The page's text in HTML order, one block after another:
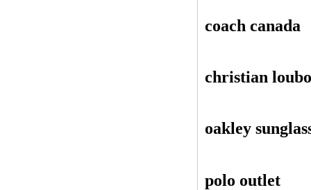
coach canada
christian
oakley
polo outlet